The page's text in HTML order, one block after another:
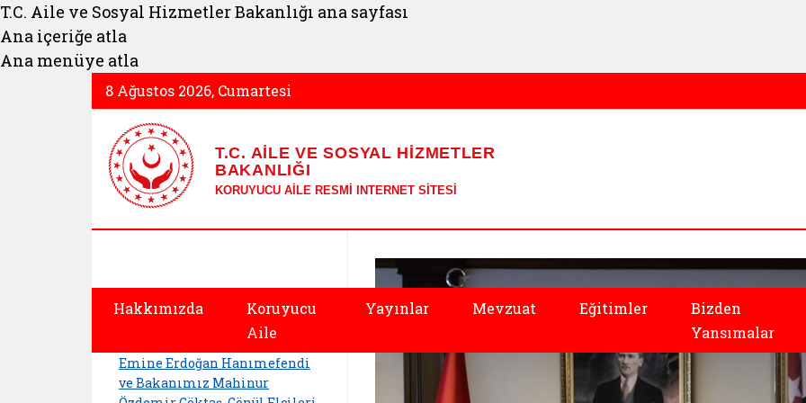
T.C. Aile ve Sosyal Hizmetler Bakanlığı ana sayfası
Ana içeriğe atla
Ana menüye atla
8 Ağustos 2026, Cumartesi
T.C. AİLE VE SOSYAL HİZMETLER
BAKANLIĞI
KORUYUCU AİLE RESMİ INTERNET SİTESİ
Hakkımızda
Koruyucu
Aile
Yayınlar Mevzuat Eğitimler
Bizden
Yansımalar
ASHB - Koruyucu Aile
Haberler
Emine Erdoğan Hanımefendi
ve Bakanımız Mahinur